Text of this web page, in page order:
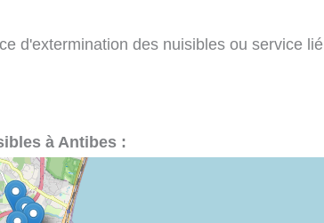
d'extermination des nuisibles ou service lié
à Antibes :